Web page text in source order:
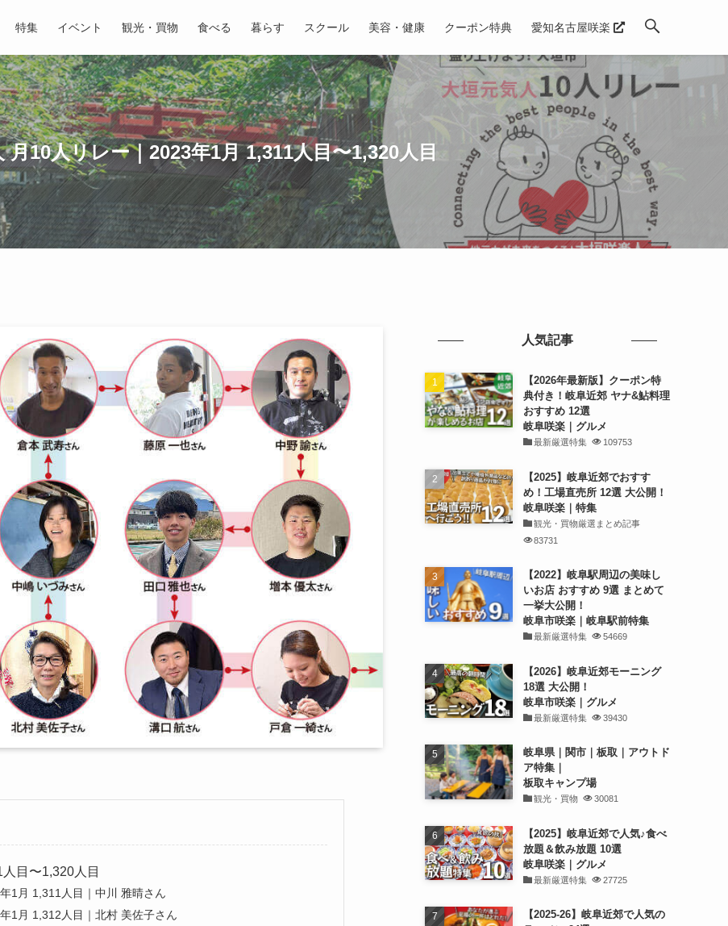
特集 イベント 観光・買物 食べる 暮らす スクール 美容・健康 クーポン特典 愛知名古屋咲楽
10人リレー｜2023年1月 1,311人目〜1,320人目
目〜1,320人目
1月 1,311人目｜中川 雅晴さん
1月 1,312人目｜北村 美佐子さん
人気記事
【2026年最新版】クーポン特
典付き！岐阜近郊 ヤナ&鮎料理
おすすめ 12選
岐阜咲楽｜グルメ
最新厳選特集 109753
【2025】岐阜近郊でおすす
め！工場直売所 12選 大公開！
岐阜咲楽｜特集
観光・買物厳選まとめ記事
83731
【2022】岐阜駅周辺の美味し
いお店 おすすめ 9選 まとめて
一挙大公開！
岐阜市咲楽｜岐阜駅前特集
最新厳選特集 54669
【2026】岐阜近郊モーニング
18選 大公開！
岐阜市咲楽｜グルメ
最新厳選特集 39430
岐阜県｜関市｜板取｜アウトド
ア特集｜
板取キャンプ場
観光・買物 30081
【2025】岐阜近郊で人気♪食べ
放題＆飲み放題 10選
岐阜咲楽｜グルメ
最新厳選特集 27725
【2025-26】岐阜近郊で人気の